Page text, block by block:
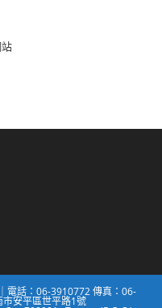
電話：06-3910772 傳真：06-
安平區世平路1號